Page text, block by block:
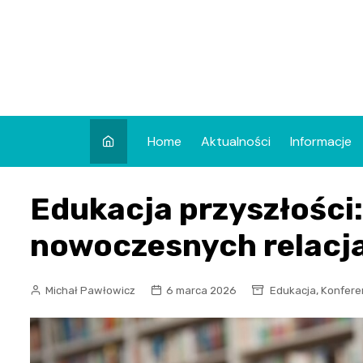
Home Aktualności Informacje
Edukacja
nowoczesnych
Michał Pawłowicz 6 marca 2026 Edukacja,